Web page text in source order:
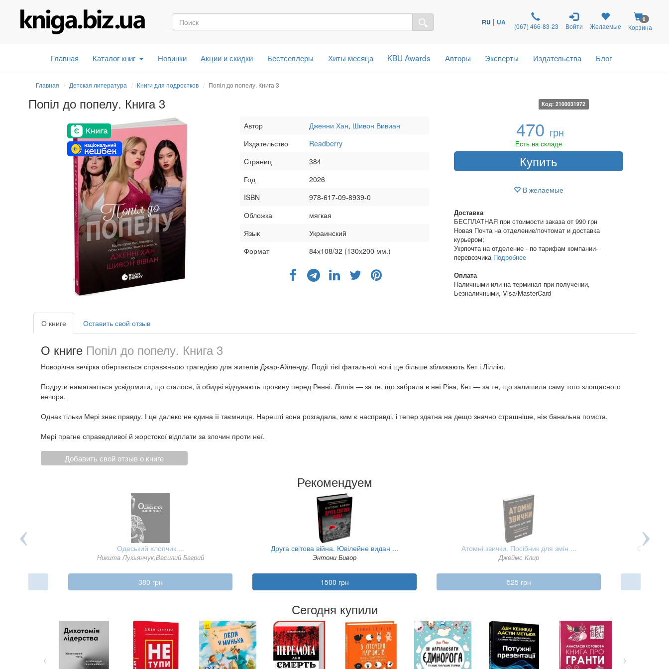
RU | UA (067) 466-83-23 Войти Желаемые
0
Корзина
Главная Каталог книг Новинки Акции и скидки Бестселлеры Хиты месяца KBU Awards Авторы Эксперты Издательства Блог
Главная Детская литература Книги для подростков Попіл до попелу. Книга 3
Попіл до попелу. Книга 3 Код: 2100031972
470 грн
Есть на складе
Купить
В желаемые
Доставка
БЕСПЛАТНАЯ при стоимости заказа от 990 грн
Новая Почта на отделение/почтомат и доставка
курьером;
Укрпочта на отделение - по тарифам компании-
перевозчика Подробнее
Оплата
Наличными или на терминал при получении,
Безналичными, Visa/MasterCard
Автор Дженни Хан, Шивон Вивиан
Издательство
Readberry
Cтраниц
384
Год
2026
ISBN
978-617-09-8939-0
Обложка
мягкая
Язык
Украинский
Формат
84х108/32 (130х200 мм.)
О книге Оставить свой отзыв
О книге Попіл до попелу. Книга 3
Новорічна вечірка обертається справжньою трагедією для жителів Джар-Айленду. Події тієї фатальної ночі ще більше зближають Кет і Ліллію.
Подруги намагаються усвідомити, що сталося, й обидві відчувають провину перед Ренні. Ліллія — за те, що забрала в неї Ріва, Кет — за те, що залишила саму того злощасного
вечора.
Однак тільки Мері знає правду. І це далеко не єдина її таємниця. Нарешті вона розгадала, ким є насправді, і тепер здатна на дещо значно страшніше, ніж банальна помста.
Мері прагне справедливої й жорстокої відплати за злочин проти неї.
Добавить свой отзыв о книге
Рекомендуем
Никита Лукьянчук,Василий Багрий
Друга світова війна. Ювілейне видан ... Атомні звички. Посібник для змін ... Степеневий закон. Венчурний
Сегодня купили